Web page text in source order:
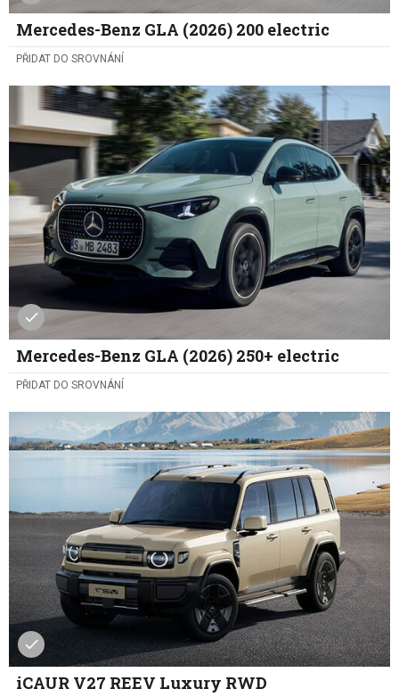
Mercedes-Benz GLA (2026) 200 electric
PŘIDAT DO SROVNÁNÍ
Mercedes-Benz GLA (2026) 250+ electric
PŘIDAT DO SROVNÁNÍ
iCAUR V27 REEV Luxury RWD